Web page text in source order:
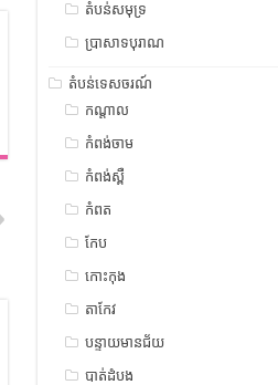
តំបន់សមុទ្រ
ប្រាសាទបុរាណ
តំបន់ទេសចរណ៍
កណ្តាល
កំពង់ចាម
កំពង់ស្ពឺ
កំពត
កែប
កោះកុង
តាកែវ
បន្ទាយមានជ័យ
បាត់ដំបង